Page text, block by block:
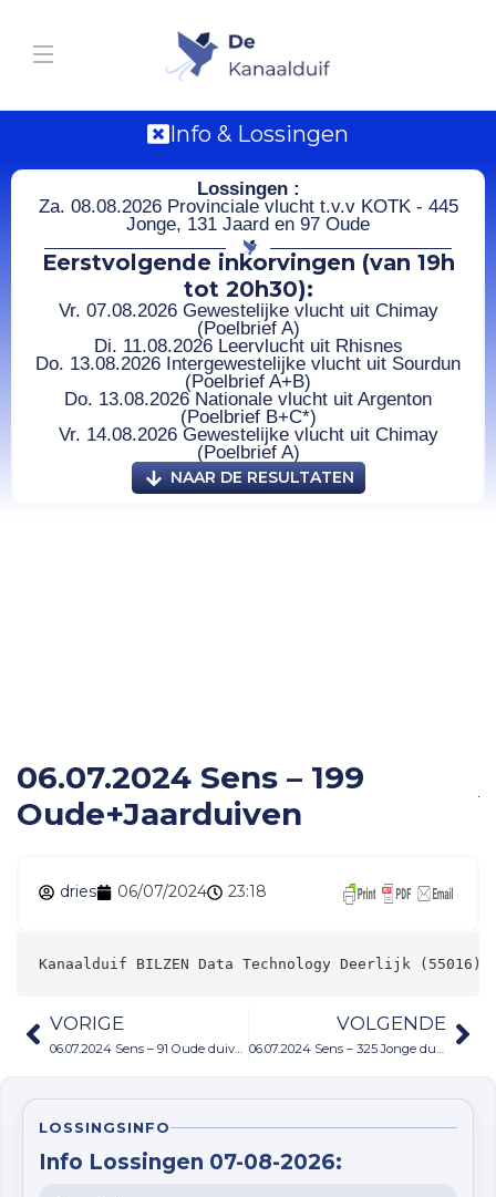
Info & Lossingen
Lossingen :
Za. 08.08.2026 Provinciale vlucht t.v.v KOTK - 445
Jonge, 131 Jaard en 97 Oude
Eerstvolgende inkorvingen (van 19h
tot 20h30):
Vr. 07.08.2026 Gewestelijke vlucht uit Chimay
(Poelbrief A)
Di. 11.08.2026 Leervlucht uit Rhisnes
Do. 13.08.2026 Intergewestelijke vlucht uit Sourdun
(Poelbrief A+B)
Do. 13.08.2026 Nationale vlucht uit Argenton
(Poelbrief B+C*)
Vr. 14.08.2026 Gewestelijke vlucht uit Chimay
(Poelbrief A)
NAAR DE RESULTATEN
06.07.2024 Sens – 199
Oude+Jaarduiven
dries 06/07/2024 23:18
Kanaalduif BILZEN Data Technology Deerlijk (55016)
VORIGE
06.07.2024 Sens – 91 Oude duiven
VOLGENDE
06.07.2024 Sens – 325 Jonge duiven
LOSSINGSINFO
Info Lossingen 07-08-2026: